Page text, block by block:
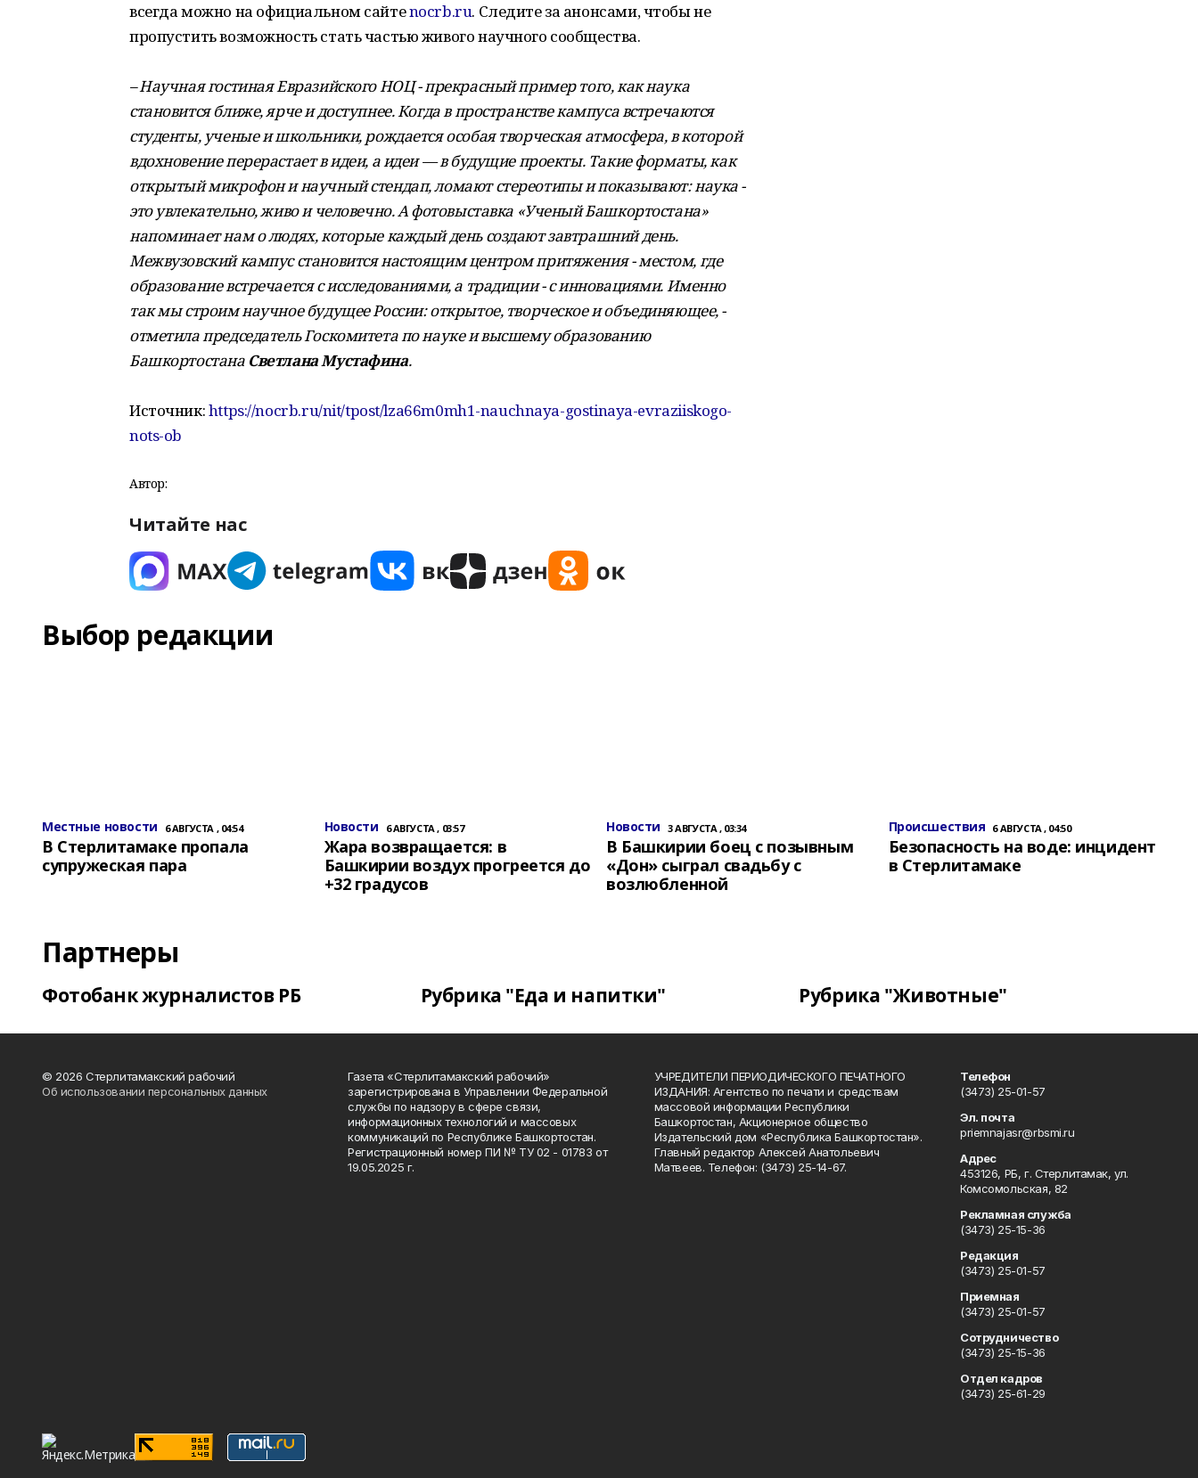
всегда можно на официальном сайтеnocrb.ru. Следите за анонсами, чтобы не
пропустить возможность стать частью живого научного сообщества.
– Научная гостиная Евразийского НОЦ - прекрасный пример того, как наука
становится ближе, ярче и доступнее. Когда в пространстве кампуса встречаются
студенты, ученые и школьники, рождается особая творческая атмосфера, в которой
вдохновение перерастает в идеи, а идеи — в будущие проекты. Такие форматы, как
открытый микрофон и научный стендап, ломают стереотипы и показывают: наука -
это увлекательно, живо и человечно. А фотовыставка «Ученый Башкортостана»
напоминает нам о людях, которые каждый день создают завтрашний день.
Межвузовский кампус становится настоящим центром притяжения - местом, где
образование встречается с исследованиями, а традиции - с инновациями. Именно
так мы строим научное будущее России: открытое, творческое и объединяющее, -
отметила председатель Госкомитета по науке и высшему образованию
Башкортостана Светлана Мустафина.
Источник:https://nocrb.ru/nit/tpost/lza66m0mh1-nauchnaya-gostinaya-evraziiskogo-
nots-ob
Автор:
Читайте нас
Выбор редакции
Местные новости 6 АВГУСТА , 04:54
В Стерлитамаке пропала
супружеская пара
Новости 6 АВГУСТА , 03:57
Жара возвращается: в
Башкирии воздух прогреется до
+32 градусов
Новости 3 АВГУСТА , 03:34
В Башкирии боец с позывным
«Дон» сыграл свадьбу с
возлюбленной
Происшествия 6 АВГУСТА , 04:50
Безопасность на воде: инцидент
в Стерлитамаке
Партнеры
Фотобанк журналистов РБ Рубрика "Еда и напитки" Рубрика "Животные"
© 2026 Стерлитамакский рабочий
Об использовании персональных данных
Газета «Стерлитамакский рабочий»
зарегистрирована в Управлении Федеральной
службы по надзору в сфере связи,
информационных технологий и массовых
коммуникаций по Республике Башкортостан.
Регистрационный номер ПИ № ТУ 02 - 01783 от
19.05.2025 г.
УЧРЕДИТЕЛИ ПЕРИОДИЧЕСКОГО ПЕЧАТНОГО
ИЗДАНИЯ: Агентство по печати и средствам
массовой информации Республики
Башкортостан, Акционерное общество
Издательский дом «Республика Башкортостан».
Главный редактор Алексей Анатольевич
Матвеев. Телефон: (3473) 25-14-67.
Телефон
(3473) 25-01-57
Эл. почта
priemnajasr@rbsmi.ru
Адрес
453126, РБ, г. Стерлитамак, ул.
Комсомольская, 82
Рекламная служба
(3473) 25-15-36
Редакция
(3473) 25-01-57
Приемная
(3473) 25-01-57
Сотрудничество
(3473) 25-15-36
Отдел кадров
(3473) 25-61-29